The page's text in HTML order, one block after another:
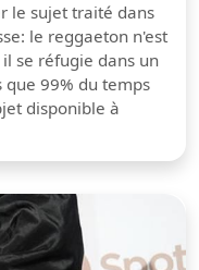
le sujet traité dans
le reggaeton n'est
se réfugie dans un
99% du temps
disponible à